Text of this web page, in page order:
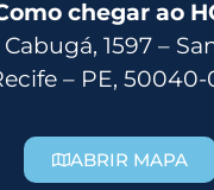
chegar ao
Cabugá, 1597 –
– PE,
ABRIR MAPA